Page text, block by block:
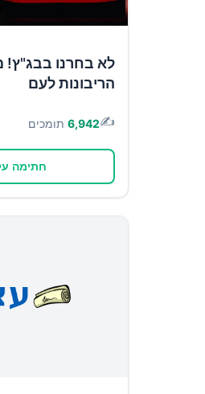
לא בחרנו בבג"ץ!
הריבונות לעם
✍️
6,942 תומכים
חתימה